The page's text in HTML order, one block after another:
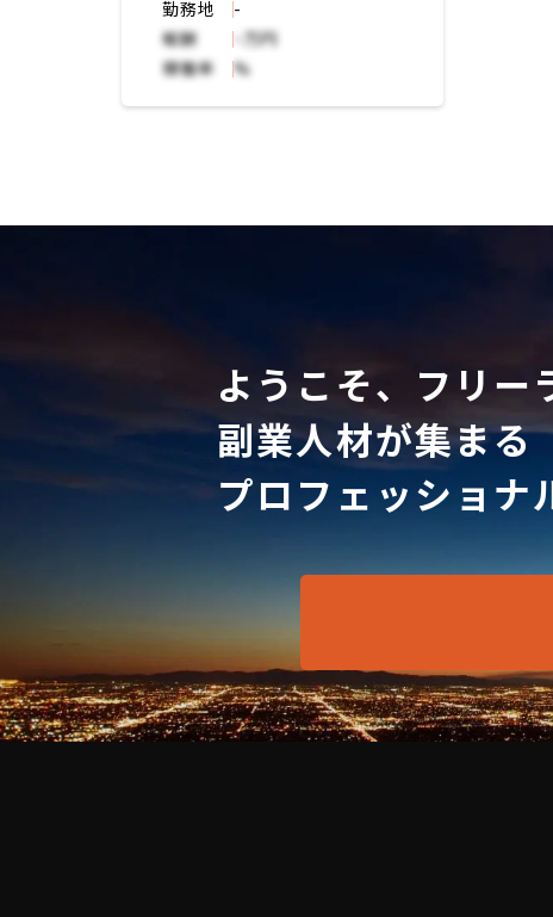
タント
勤務地
-
報酬
~万円
稼働率
%
ようこそ、フリー
副業人材が集まる
プロフェッショナ